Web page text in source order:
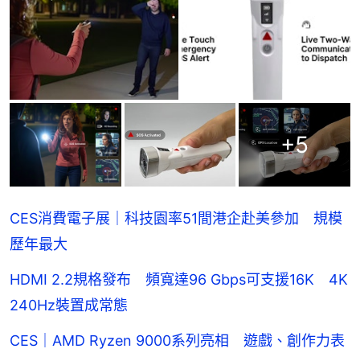
+5
CES消費電子展｜科技園率51間港企赴美參加 規模
歷年最大
HDMI 2.2規格發布 頻寬達96 Gbps可支援16K 4K
240Hz裝置成常態
CES｜AMD Ryzen 9000系列亮相 遊戲、創作力表